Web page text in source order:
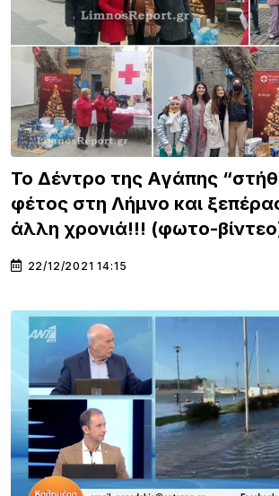
Το Δέντρο της Αγάπης
φέτος στη Λήμνο και
άλλη χρονιά!!! (φωτο-
22/12/2021 14:15